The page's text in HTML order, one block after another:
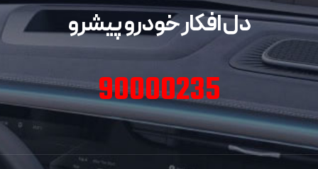
دل افکار خودرو پیشرو
90000235